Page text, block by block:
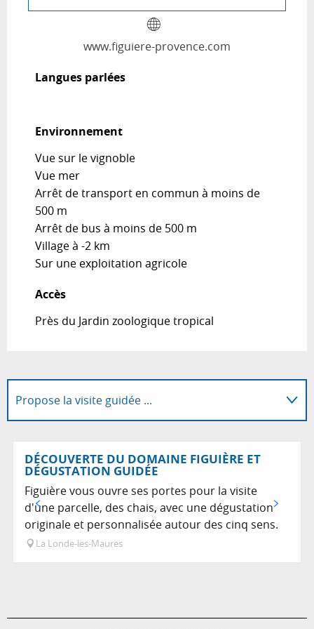
www.figuiere-provence.com
Langues parlées
Langues parlées
Environnement
Environnement
Vue sur le vignoble
Vue mer
Arrêt de transport en commun à moins de
500 m
Arrêt de bus à moins de 500 m
Village à -2 km
Sur une exploitation agricole
Accès
Accès
Près du Jardin zoologique tropical
Propose la visite guidée ...
Sur place
DÉCOUVERTE DU DOMAINE FIGUIÈRE ET
DÉGUSTATION GUIDÉE
Figuière vous ouvre ses portes pour la visite
d'une parcelle, des chais, avec une dégustation
originale et personnalisée autour des cinq sens.
La Londe-les-Maures